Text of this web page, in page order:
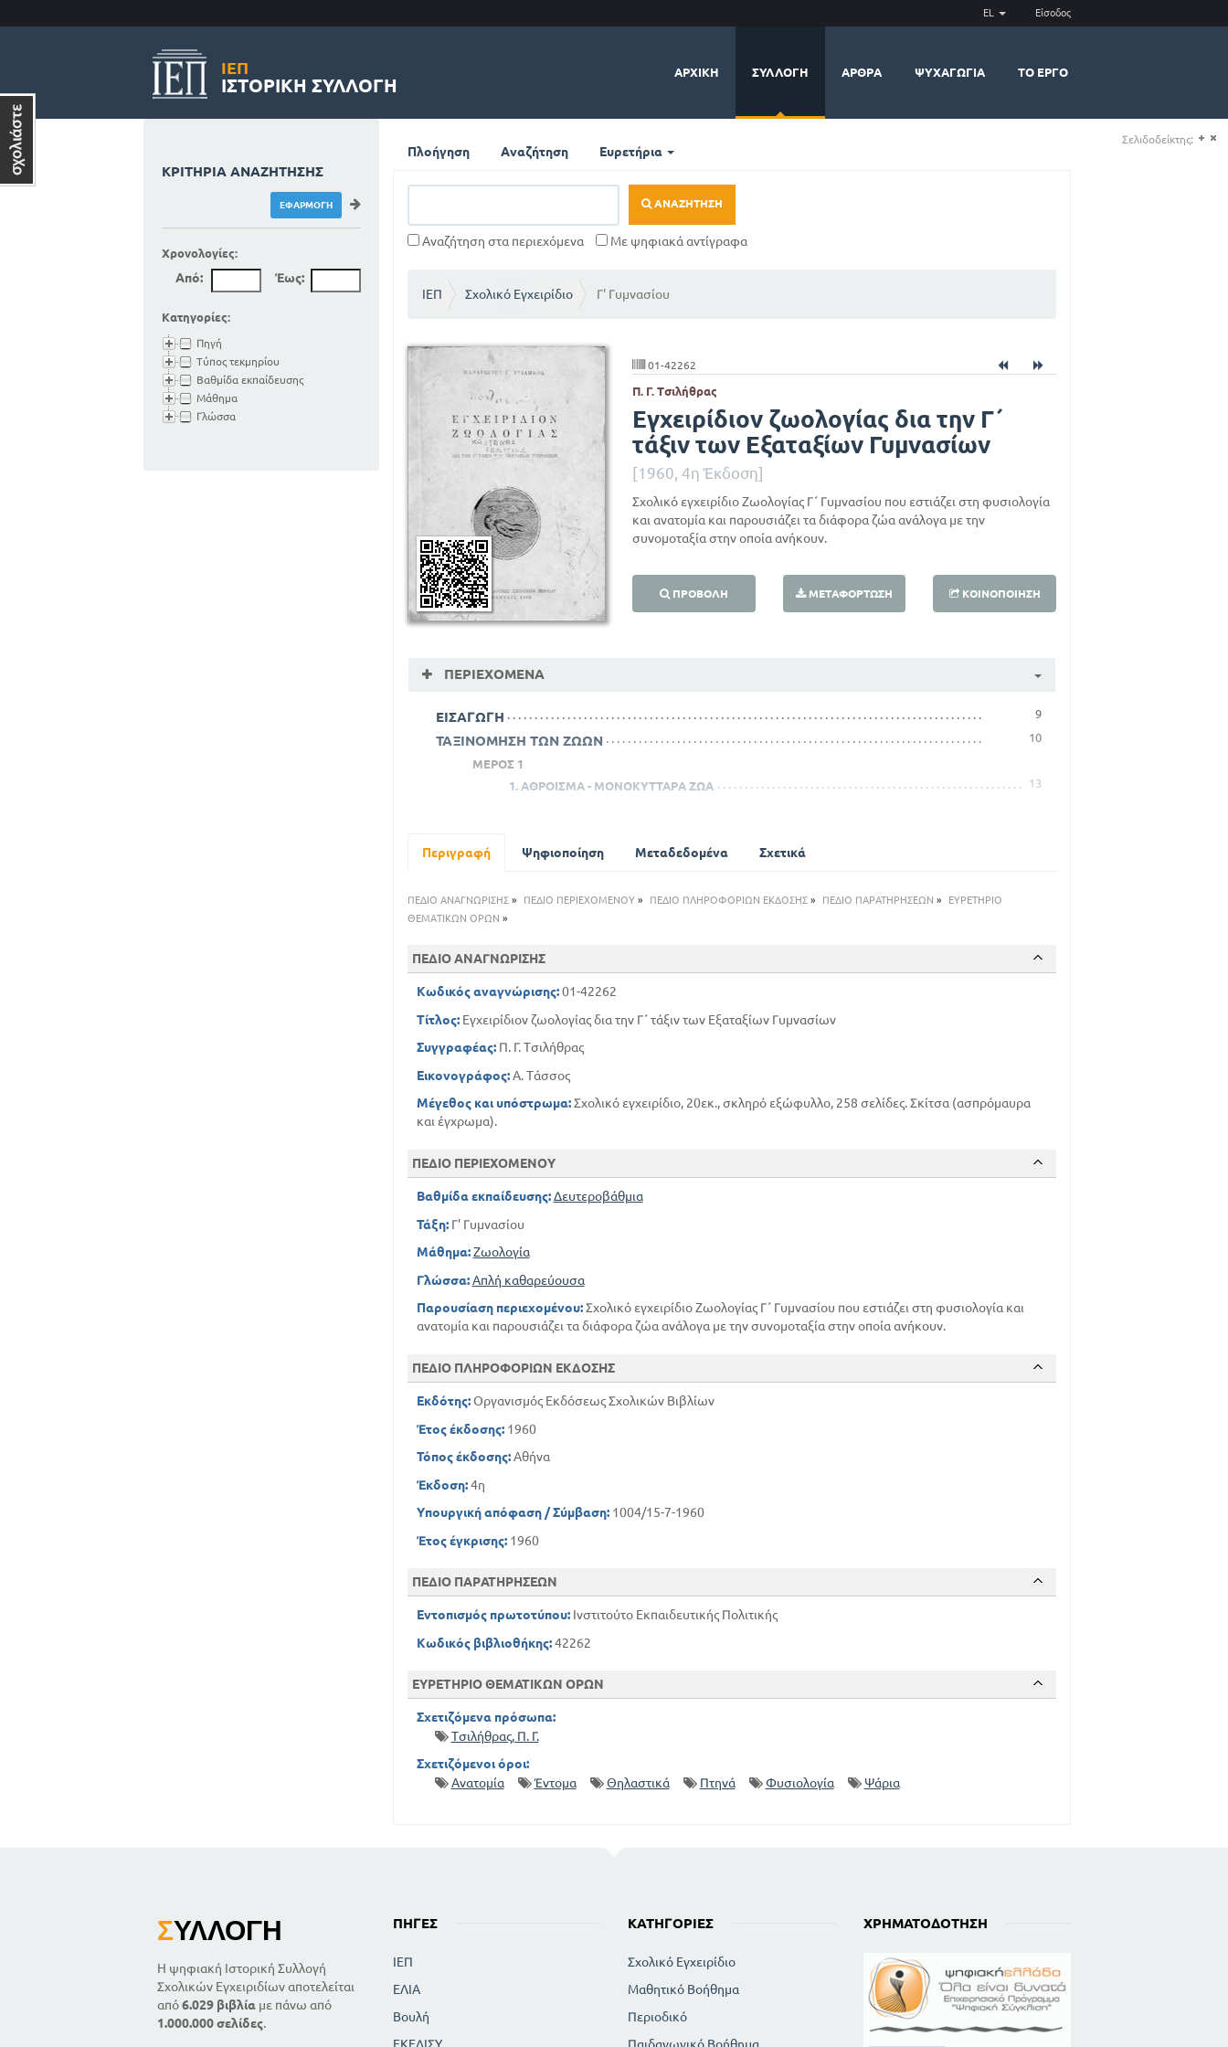
EL Είσοδος
ΙΕΠ
ΙΣΤΟΡΙΚΉ ΣΥΛΛΟΓΉ
ΑΡΧΙΚΉ ΣΥΛΛΟΓΉ ΆΡΘΡΑ ΨΥΧΑΓΩΓΊΑ ΤΟ ΈΡΓΟ
Πλοήγηση Αναζήτηση Ευρετήρια
ΑΝΑΖΉΤΗΣΗ
Αναζήτηση στα περιεχόμενα Με ψηφιακά αντίγραφα
ΙΕΠ Σχολικό Εγχειρίδιο Γ' Γυμνασίου
01-42262
Π. Γ. Τσιλήθρας
Εγχειρίδιον ζωολογίας δια την Γ΄
τάξιν των Εξαταξίων Γυμνασίων
[1960, 4η Έκδοση]
Σχολικό εγχειρίδιο Ζωολογίας Γ΄ Γυμνασίου που εστιάζει στη φυσιολογία
και ανατομία και παρουσιάζει τα διάφορα ζώα ανάλογα με την
συνομοταξία στην οποία ανήκουν.
ΠΡΟΒΟΛΉ ΜΕΤΑΦΌΡΤΩΣΗ ΚΟΙΝΟΠΟΊΗΣΗ
ΠΕΡΙΕΧΌΜΕΝΑ
ΕΙΣΑΓΩΓΗ 9
ΤΑΞΙΝΟΜΗΣΗ ΤΩΝ ΖΩΩΝ 10
ΜΕΡΟΣ 1
1. ΑΘΡΟΙΣΜΑ - ΜΟΝΟΚΥΤΤΑΡΑ ΖΩΑ
13
5η ΣΥΝΟΜΟΤΑΞΙΑ - ΣΚΩΛΗΚΕΣ
7η ΣΥΝΟΜΟΤΑΞΙΑ - ΜΑΛΑΚΙΑ
4η ΟΜΟΤΑΞΙΑ - ΠΤΗΝΑ
151
5η ΟΜΟΤΑΞΙΑ - ΘΗΛΑΣΤΙΚΑ
ΠΤΕΡΥΓΙΟΠΟΔΑ
ΑΝΘΡΩΠΟΣ
ΜΕΡΟΣ ΔΕΥΤΕΡΟ
ΟΡΓΑΝΑ ΘΡΕΨΕΩΣ Η ΑΝΤΑΛΛΑΓΗΣ
233
240
ΚΕΦ Β
ΣΧΕΣΕΙΣ ΤΩΝ ΖΩΩΝ ΠΡΟΣ ΤΟ ΠΕΡΙΒΑΛΛΟΝ
ΜΕΡΟΣ ΤΡΙΤΟ
ΓΕΩΓΡΑΦΙΚΗ ΕΞΑΠΛΩΣΗ ΤΩΝ ΖΩΩΝ ΤΗΣ ΞΗΡΑΣ 249
ΕΙΣΑΓΩΓΗ
ΤΑΞΙΝΟΜΗΣΗ ΤΩΝ ΖΩΩΝ
ΜΕΡΟΣ 1
1. ΑΘΡΟΙΣΜΑ - ΜΟΝΟΚΥΤΤΑΡΑ ΖΩΑ
2. ΑΘΡΟΙΣΜΑ - ΜΕΤΑΖΩΑ
7η ΣΥΝΟΜΟΤΑΞΙΑ - ΜΑΛΑΚΙΑ
4η ΟΜΟΤΑΞΙΑ - ΠΤΗΝΑ
151
ΠΤΕΡΥΓΙΟΠΟΔΑ
ΜΕΡΟΣ ΔΕΥΤΕΡΟ
ΚΕΦ Α.
ΚΙΝΗΤΗΡΙΑ ΟΡΓΑΝΑ
ΑΙΣΘΗΤΗΡΙΑ ΟΡΓΑΝΑ
ΟΡΓΑΝΑ ΘΡΕΨΕΩΣ Η ΑΝΤΑΛΛΑΓΗΣ
249
Περιγραφή Ψηφιοποίηση Μεταδεδομένα Σχετικά
ΠΕΔΙΟ ΑΝΑΓΝΩΡΙΣΗΣ» ΠΕΔΙΟ ΠΕΡΙΕΧΟΜΕΝΟΥ» ΠΕΔΙΟ ΠΛΗΡΟΦΟΡΙΩΝ ΕΚΔΟΣΗΣ» ΠΕΔΙΟ ΠΑΡΑΤΗΡΗΣΕΩΝ »
ΕΥΡΕΤΗΡΙΟ
ΘΕΜΑΤΙΚΩΝ ΟΡΩΝ »
ΠΕΔΙΟ ΑΝΑΓΝΩΡΙΣΗΣ
Κωδικός αναγνώρισης:01-42262
Τίτλος:Εγχειρίδιον ζωολογίας δια την Γ΄ τάξιν των Εξαταξίων Γυμνασίων
Συγγραφέας:Π. Γ. Τσιλήθρας
Εικονογράφος:Α. Τάσσος
Μέγεθος και υπόστρωμα:Σχολικό εγχειρίδιο, 20εκ., σκληρό εξώφυλλο, 258 σελίδες. Σκίτσα (ασπρόμαυρα
και έγχρωμα).
ΠΕΔΙΟ ΠΕΡΙΕΧΟΜΕΝΟΥ
Βαθμίδα εκπαίδευσης: Δευτεροβάθμια
Τάξη:Γ' Γυμνασίου
Μάθημα: Ζωολογία
Γλώσσα: Απλή καθαρεύουσα
Παρουσίαση περιεχομένου:Σχολικό εγχειρίδιο Ζωολογίας Γ΄ Γυμνασίου που εστιάζει στη φυσιολογία και
ανατομία και παρουσιάζει τα διάφορα ζώα ανάλογα με την συνομοταξία στην οποία ανήκουν.
ΠΕΔΙΟ ΠΛΗΡΟΦΟΡΙΩΝ ΕΚΔΟΣΗΣ
Εκδότης:Οργανισμός Εκδόσεως Σχολικών Βιβλίων
Έτος έκδοσης:1960
Τόπος έκδοσης:Αθήνα
Έκδοση:4η
Υπουργική απόφαση / Σύμβαση:1004/15-7-1960
Έτος έγκρισης:1960
ΠΕΔΙΟ ΠΑΡΑΤΗΡΗΣΕΩΝ
Εντοπισμός πρωτοτύπου:Ινστιτούτο Εκπαιδευτικής Πολιτικής
Κωδικός βιβλιοθήκης:42262
ΕΥΡΕΤΗΡΙΟ ΘΕΜΑΤΙΚΩΝ ΟΡΩΝ
Σχετιζόμενα πρόσωπα:
Τσιλήθρας, Π. Γ.
Σχετιζόμενοι όροι:
Ανατομία
Έντομα Θηλαστικά Πτηνά Φυσιολογία Ψάρια
ΚΡΙΤΉΡΙΑ ΑΝΑΖΉΤΗΣΗΣ
Χρονολογίες:
Από: Έως:
Κατηγορίες:
Πηγή
Τύπος τεκμηρίου
Βαθμίδα εκπαίδευσης
Μάθημα
Γλώσσα
ΣΥΛΛΟΓΉ
Η ψηφιακή Ιστορική Συλλογή
Σχολικών Εγχειριδίων αποτελείται
από6.029 βιβλία με πάνω από
1.000.000 σελίδες.
ΠΗΓΈΣ
ΙΕΠ
ΕΛΙΑ
Βουλή
ΚΑΤΗΓΟΡΊΕΣ
Σχολικό Εγχειρίδιο
Μαθητικό Βοήθημα
Περιοδικό
ΧΡΗΜΑΤΟΔΌΤΗΣΗ
Σελιδοδείκτης: